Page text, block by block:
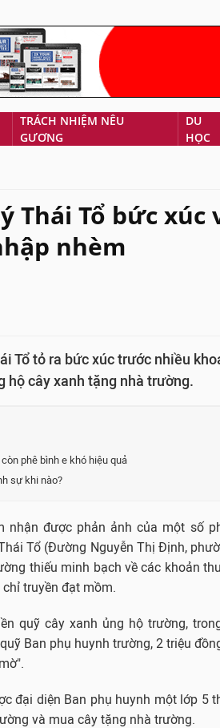
TRÁCH NHIỆM NÊU
GƯƠNG
DU
HỌC
Thái Tổ bức xúc
nhèm
Tổ tỏ ra bức xúc trước nhiều
hộ cây xanh tặng nhà trường.
phê bình e khó hiệu quả
sự khi nào?
nhận được phản ảnh của một số
Tổ (Đường Nguyễn Thị Định,
thiếu minh bạch về các khoản
truyền đạt mồm.
quỹ cây xanh ủng hộ trường,
Ban phụ huynh trường, 2 triệu
đại diện Ban phụ huynh một lớp 5
và mua cây tặng nhà trường.